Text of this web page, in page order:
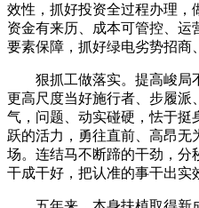
效性，抓好投资全过程办理，
资金有来历、成本可管控、运
要素保障，抓好绿电劣势招商
狠抓工做落实。提高峻局
更高尺度当好施行者、步履派
气，问题、动实碰硬，怯于挺
跃的活力，勇往直前、高昂
场。连结马不断蹄的干劲，分
干成干好，把认准的事干出实